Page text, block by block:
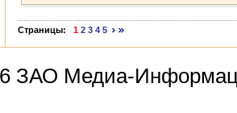
Страницы: 1 2 3 4 5
ЗАО Медиа-